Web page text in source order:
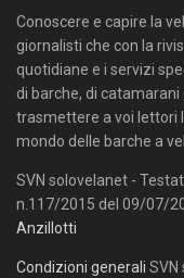
Conoscere e capire la
giornalisti che con la
quotidiane e i servizi
di barche, di
trasmettere a voi lettori
mondo delle barche a
SVN solovelanet -
n.117/2015 del 09/07/
Anzillotti
Condizioni generali SVN